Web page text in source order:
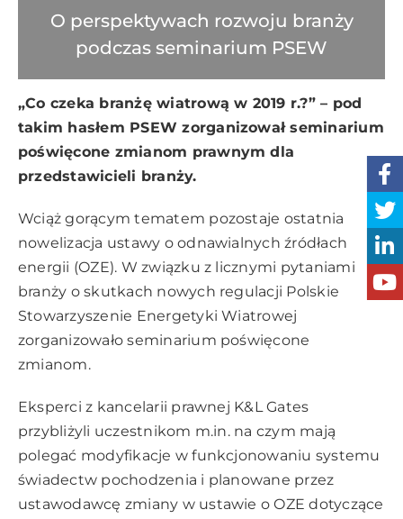
O perspektywach rozwoju branży
podczas seminarium PSEW
„Co czeka branżę wiatrową w 2019 r.?” – pod
takim hasłem PSEW zorganizował seminarium
poświęcone zmianom prawnym dla
przedstawicieli branży.
Wciąż gorącym tematem pozostaje ostatnia
nowelizacja ustawy o odnawialnych źródłach
energii (OZE). W związku z licznymi pytaniami
branży o skutkach nowych regulacji Polskie
Stowarzyszenie Energetyki Wiatrowej
zorganizowało seminarium poświęcone
zmianom.
Eksperci z kancelarii prawnej K&L Gates
przybliżyli uczestnikom m.in. na czym mają
polegać modyfikacje w funkcjonowaniu systemu
świadectw pochodzenia i planowane przez
ustawodawcę zmiany w ustawie o OZE dotyczące